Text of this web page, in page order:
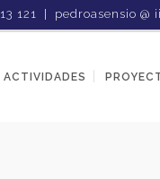
121 | pedroasensio @
ACTIVIDADES